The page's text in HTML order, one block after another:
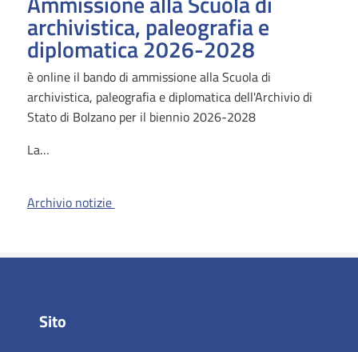
archivistica, paleografia e
diplomatica 2026-2028
è online il bando di ammissione alla Scuola di
archivistica, paleografia e diplomatica dell'Archivio di
Stato di Bolzano per il biennio 2026-2028
La…
Archivio notizie
Sito